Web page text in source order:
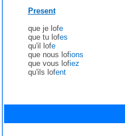
Present
que je lofe
que tu lofes
qu'il lofe
que nous lofions
que vous lofiez
qu'ils lofent